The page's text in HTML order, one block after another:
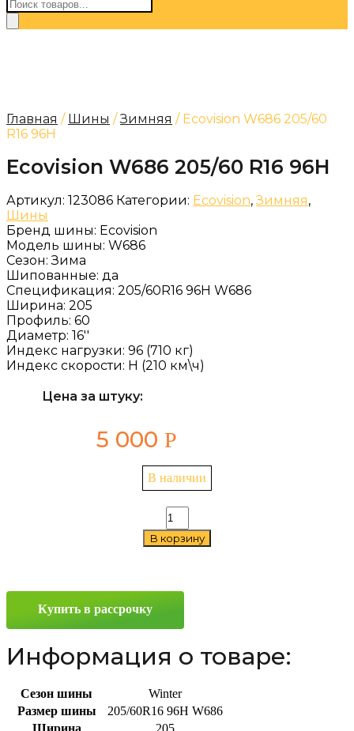
товаров
Главная / Шины /Зимняя / Ecovision W686 205/60
R16 96H
Ecovision W686 205/60 R16 96H
Артикул: 123086 Категории: Ecovision,Зимняя,
Шины
Бренд шины: Ecovision
Модель шины: W686
Сезон:Зима
Шипованные: да
Спецификация: 205/60R16 96H W686
Ширина: 205
Профиль: 60
Диаметр: 16''
Индекс нагрузки: 96 (710 кг)
Индекс скорости: H (210 км\ч)
Цена за штуку:
5 000 Р
В наличии
Количество
товара
Ecovision
96H
В корзину
Купить в рассрочку
Информация о товаре:
Сезон шины
Winter
Размер шины
205/60R16 96H W686
Ширина
205